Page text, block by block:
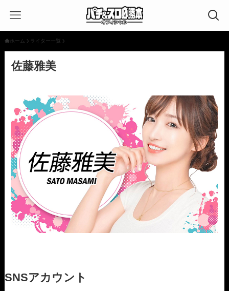
ホーム ライター一覧
佐藤雅美
SNSアカウント